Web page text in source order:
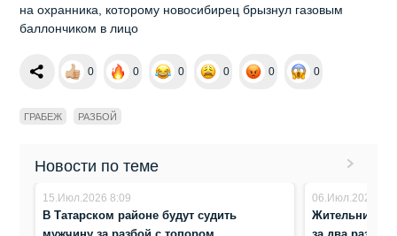
на охранника, которому новосибирец брызнул газовым
баллончиком в лицо
0 0 0 0 0 0
ГРАБЕЖ РАЗБОЙ
Новости по теме
15.Июл.2026 8:09
В Татарском районе будут судить
06.Июл.2026
Жительница